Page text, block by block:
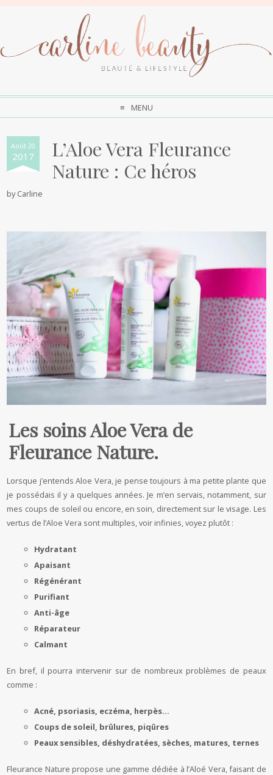
MENU
Août 20
2017
L’Aloe Vera Fleurance
Nature : Ce héros
byCarline
Les soins Aloe Vera de
Fleurance Nature.
Lorsque j’entends Aloe Vera, je pense toujours à ma petite plante que
je possédais il y a quelques années. Je m’en servais, notamment, sur
mes coups de soleil ou encore, en soin, directement sur le visage. Les
vertus de l’Aloe Vera sont multiples, voir infinies, voyez plutôt :
Hydratant
Apaisant
Régénérant
Purifiant
Anti-âge
Réparateur
Calmant
En bref, il pourra intervenir sur de nombreux problèmes de peaux
comme :
Acné, psoriasis, eczéma, herpès…
Coups de soleil, brûlures, piqûres
Peaux sensibles, déshydratées, sèches, matures, ternes
Fleurance Nature propose une gamme dédiée à l’Aloé Vera, faisant de